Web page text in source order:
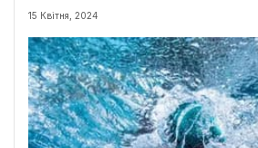
15 Квітня, 2024